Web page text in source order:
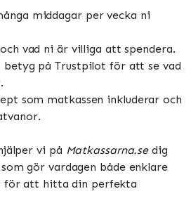
middagar per vecka ni
vad ni är villiga att spendera.
betyg på Trustpilot för att se vad
som matkassen inkluderar och
vi på Matkassarna.sedig
gör vardagen både enklare
för att hitta din perfekta